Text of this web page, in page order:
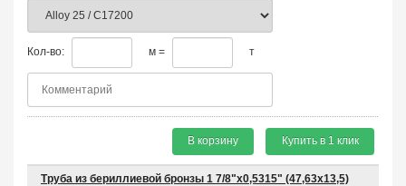
Кол-во: м = т
В корзину Купить в 1 клик
Труба из бериллиевой бронзы 1 7/8"х0,5315" (47,63х13,5)